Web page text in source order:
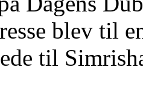
blev til
til